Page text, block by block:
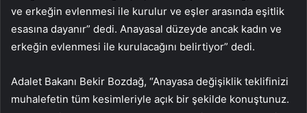
ve erkeğin evlenmesi ile kurulur ve eşler arasında eşitlik
esasına dayanır” dedi. Anayasal düzeyde ancak kadın ve
erkeğin evlenmesi ile kurulacağını belirtiyor” dedi.
Adalet Bakanı Bekir Bozdağ, “Anayasa değişiklik teklifinizi
muhalefetin tüm kesimleriyle açık bir şekilde konuştunuz.